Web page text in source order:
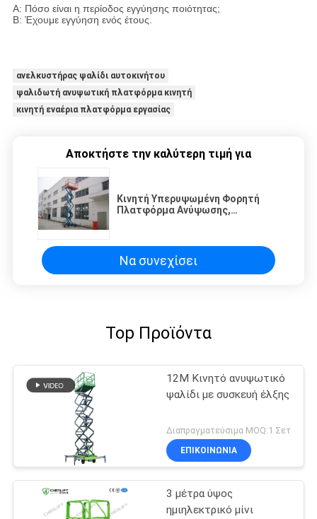
Α: Πόσο είναι η περίοδος εγγύησης ποιότητας;
Β: Έχουμε εγγύηση ενός έτους.
ανελκυστήρας ψαλίδι αυτοκινήτου
ψαλιδωτή ανυψωτική πλατφόρμα κινητή
κινητή εναέρια πλατφόρμα εργασίας
Αποκτήστε την καλύτερη τιμή για
Κινητή Υπερυψωμένη Φορητή
Πλατφόρμα Ανύψωσης,
Φόρτωσης 100kg
Να συνεχίσει
Top Προϊόντα
12M Κινητό ανυψωτικό
ψαλίδι με συσκευή έλξης
Διαπραγματεύσιμα MOQ:1 Σετ
ΕΠΙΚΟΙΝΩΝΙΑ
3 μέτρα ύψος
ημιηλεκτρικό μίνι